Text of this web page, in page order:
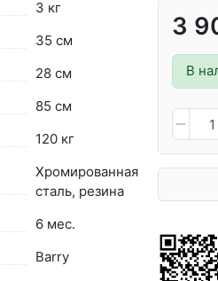
3
В
3 кг
35 см
28 см
85 см
120 кг
Хромированная
сталь, резина
6 мес.
Barry